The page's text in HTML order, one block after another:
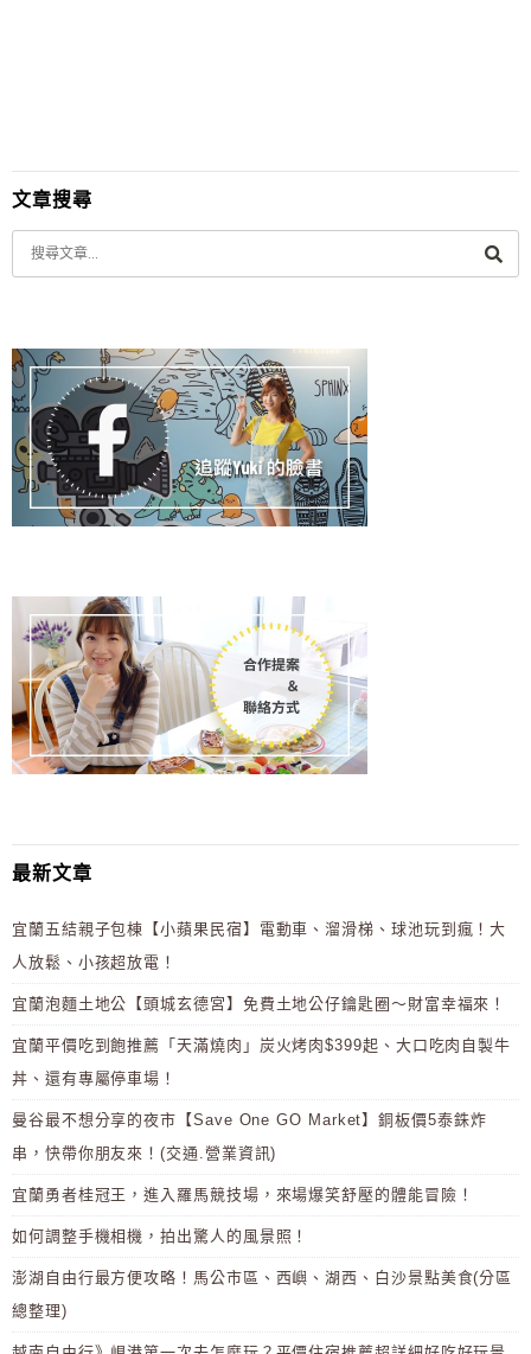
文章搜尋
最新文章
宜蘭五結親子包棟【小蘋果民宿】電動車、溜滑梯、球池玩到瘋！大
人放鬆、小孩超放電！
宜蘭泡麵土地公【頭城玄德宮】免費土地公仔鑰匙圈～財富幸福來！
宜蘭平價吃到飽推薦「天滿燒肉」炭火烤肉$399起、大口吃肉自製牛
丼、還有專屬停車場！
曼谷最不想分享的夜市【Save One GO Market】銅板價5泰銖炸
串，快帶你朋友來！(交通.營業資訊)
宜蘭勇者桂冠王，進入羅馬競技場，來場爆笑舒壓的體能冒險！
如何調整手機相機，拍出驚人的風景照！
澎湖自由行最方便攻略！馬公市區、西嶼、湖西、白沙景點美食(分區
總整理)